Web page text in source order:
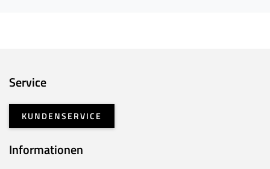
Service
KUNDENSERVICE
Informationen